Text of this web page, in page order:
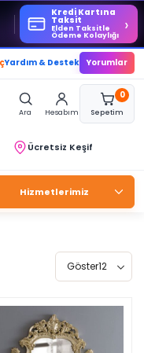
Kredi Kartına
Taksit
Elden Taksitle
Ödeme Kolaylığı
›
Yardım & Destek Yorumlar
Ara Hesabım
0
Sepetim
Ücretsiz Keşif
Hizmetlerimiz